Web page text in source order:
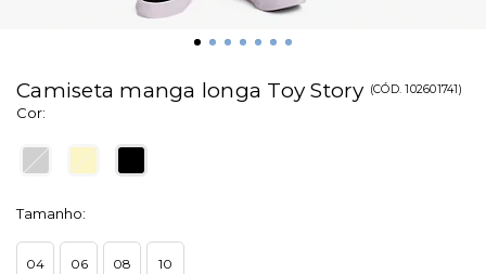
Camiseta manga longa Toy Story (CÓD.102601741)
Cor:
Tamanho:
04 06 08 10